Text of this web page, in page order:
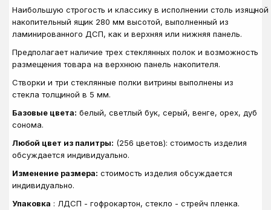
Наибольшую строгость и классику в исполнении столь изящной
накопительный ящик 280 мм высотой, выполненный из
ламинированного ДСП, как и верхняя или нижняя панель.
Предполагает наличие трех стеклянных полок и возможность
размещения товара на верхнюю панель накопителя.
Створки и три стеклянные полки витрины выполнены из
стекла толщиной в 5 мм.
Базовые цвета: белый, светлый бук, серый, венге, орех, дуб
сонома.
Любой цвет из палитры: (256 цветов): стоимость изделия
обсуждается индивидуально.
Изменение размера: стоимость изделия обсуждается
индивидуально.
Упаковка : ЛДСП - гофрокартон, стекло - стрейч пленка.